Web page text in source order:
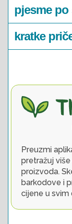
pjesme
kratke